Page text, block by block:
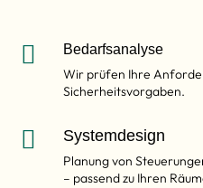
 Bedarfsanalyse
Wir prüfen Ihre
Sicherheitsvorgaben.
 Systemdesign
Planung von
– passend zu Ihren